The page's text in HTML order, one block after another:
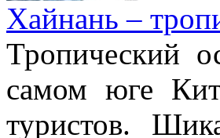
Хайнань –
Тропический
самом юге
туристов.